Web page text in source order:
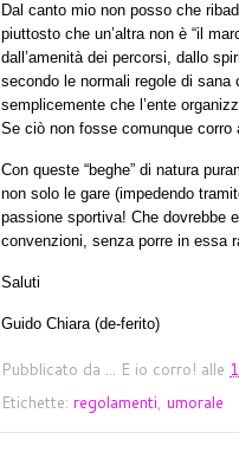
Dal canto mio non posso che
piuttosto che un’altra non è “il
dall’amenità dei percorsi, dallo
secondo le normali regole di
semplicemente che l’ente
Se ciò non fosse comunque
Con queste “beghe” di natura
non solo le gare (impedendo
passione sportiva! Che dovrebbe
convenzioni, senza porre in essa
Saluti
Guido Chiara (de-ferito)
Pubblicato da ... E io corro! alle
Etichette: regolamenti, umorale